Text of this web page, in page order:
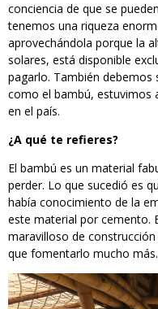
conciencia de que se
tenemos una riqueza
aprovechándola porque la
solares, está disponible
pagarlo. También
como el bambú, estuvimos
en el país.
¿A qué te refieres?
El bambú es un material
perder. Lo que sucedió es
había conocimiento de la
este material por cemento.
maravilloso de
que fomentarlo mucho más.